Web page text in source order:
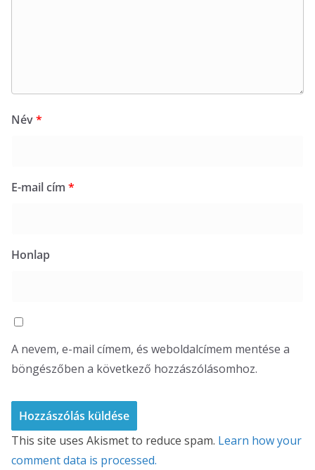
Név*
E-mail cím *
Honlap
A nevem, e-mail címem, és weboldalcímem mentése a
böngészőben a következő hozzászólásomhoz.
This site uses Akismet to reduce spam. Learn how your
comment data is processed.